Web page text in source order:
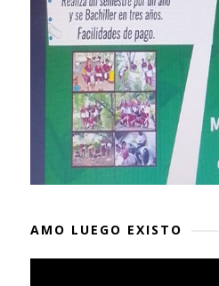
AMO LUEGO EXISTO